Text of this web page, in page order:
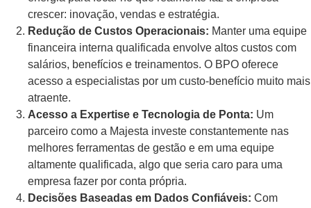
crescer: inovação, vendas e estratégia.
Redução de Custos Operacionais: Manter uma equipe
financeira interna qualificada envolve altos custos com
salários, benefícios e treinamentos. O BPO oferece
acesso a especialistas por um custo-benefício muito mais
atraente.
Acesso a Expertise e Tecnologia de Ponta: Um
parceiro como a Majesta investe constantemente nas
melhores ferramentas de gestão e em uma equipe
altamente qualificada, algo que seria caro para uma
empresa fazer por conta própria.
Decisões Baseadas em Dados Confiáveis: Com